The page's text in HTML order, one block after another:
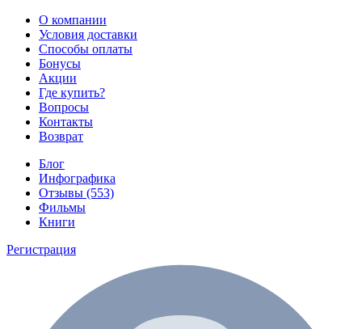
О компании
Условия доставки
Способы оплаты
Бонусы
Акции
Где купить?
Вопросы
Контакты
Возврат
Блог
Инфографика
Отзывы (553)
Фильмы
Книги
Регистрация